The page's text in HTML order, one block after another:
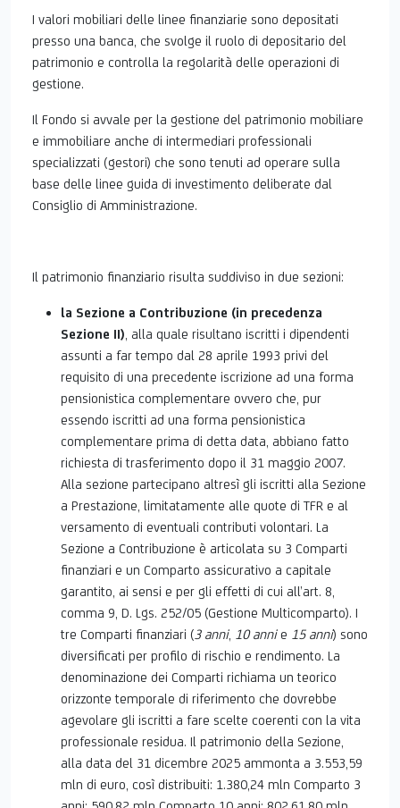
I valori mobiliari delle linee finanziarie sono depositati
presso una banca, che svolge il ruolo di depositario del
patrimonio e controlla la regolarità delle operazioni di
gestione.
Il Fondo si avvale per la gestione del patrimonio mobiliare
e immobiliare anche di intermediari professionali
specializzati (gestori) che sono tenuti ad operare sulla
base delle linee guida di investimento deliberate dal
Consiglio di Amministrazione.
Il patrimonio finanziario risulta suddiviso in due sezioni:
la Sezione a Contribuzione (in precedenza
Sezione II) , alla quale risultano iscritti i dipendenti
assunti a far tempo dal 28 aprile 1993 privi del
requisito di una precedente iscrizione ad una forma
pensionistica complementare ovvero che, pur
essendo iscritti ad una forma pensionistica
complementare prima di detta data, abbiano fatto
richiesta di trasferimento dopo il 31 maggio 2007.
Alla sezione partecipano altresì gli iscritti alla Sezione
a Prestazione, limitatamente alle quote di TFR e al
versamento di eventuali contributi volontari. La
Sezione a Contribuzione è articolata su 3 Comparti
finanziari e un Comparto assicurativo a capitale
garantito, ai sensi e per gli effetti di cui all’art. 8,
comma 9, D. Lgs. 252/05 (Gestione Multicomparto). I
tre Comparti finanziari ( 3 anni, 10 annie 15 anni) sono
diversificati per profilo di rischio e rendimento. La
denominazione dei Comparti richiama un teorico
orizzonte temporale di riferimento che dovrebbe
agevolare gli iscritti a fare scelte coerenti con la vita
professionale residua. Il patrimonio della Sezione,
alla data del 31 dicembre 2025 ammonta a 3.553,59
mln di euro, così distribuiti: 1.380,24 mln Comparto 3